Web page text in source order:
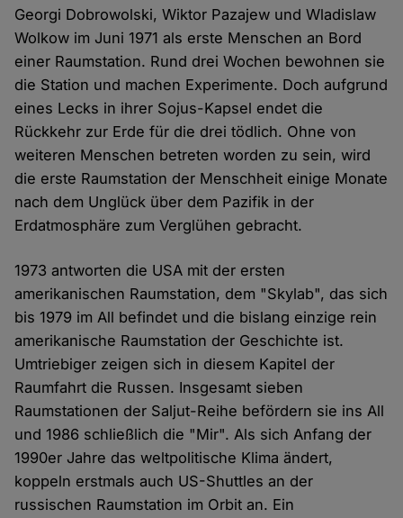
Georgi Dobrowolski, Wiktor Pazajew und Wladislaw
Wolkow im Juni 1971 als erste Menschen an Bord
einer Raumstation. Rund drei Wochen bewohnen sie
die Station und machen Experimente. Doch aufgrund
eines Lecks in ihrer Sojus-Kapsel endet die
Rückkehr zur Erde für die drei tödlich. Ohne von
weiteren Menschen betreten worden zu sein, wird
die erste Raumstation der Menschheit einige Monate
nach dem Unglück über dem Pazifik in der
Erdatmosphäre zum Verglühen gebracht.
1973 antworten die USA mit der ersten
amerikanischen Raumstation, dem "Skylab", das sich
bis 1979 im All befindet und die bislang einzige rein
amerikanische Raumstation der Geschichte ist.
Umtriebiger zeigen sich in diesem Kapitel der
Raumfahrt die Russen. Insgesamt sieben
Raumstationen der Saljut-Reihe befördern sie ins All
und 1986 schließlich die "Mir". Als sich Anfang der
1990er Jahre das weltpolitische Klima ändert,
koppeln erstmals auch US-Shuttles an der
russischen Raumstation im Orbit an. Ein